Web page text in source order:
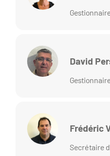
David
Frédéric
Secrétaire